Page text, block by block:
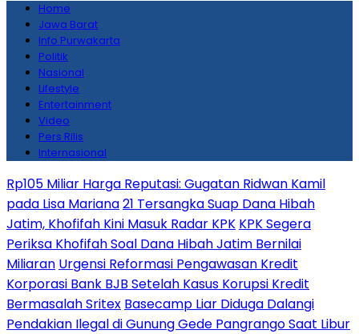
Home
Jawa Barat
Info Purwakarta
Politik
Nasional
Lifestyle
Entertainment
Video
Pers Rilis
Internasional
Rp105 Miliar Harga Reputasi: Gugatan Ridwan Kamil
pada Lisa Mariana21 Tersangka Suap Dana Hibah
Jatim, Khofifah Kini Masuk Radar KPK KPK Segera
Periksa Khofifah Soal Dana Hibah Jatim Bernilai
Miliaran Urgensi Reformasi Pengawasan Kredit
Korporasi Bank BJB Setelah Kasus Korupsi Kredit
Bermasalah Sritex Basecamp Liar Diduga Dalangi
Pendakian Ilegal di Gunung Gede Pangrango Saat Libur